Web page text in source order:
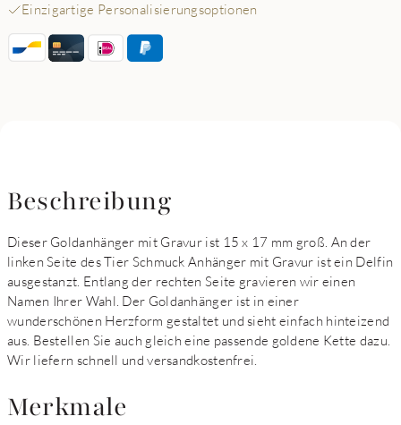
Einzigartige Personalisierungsoptionen
Beschreibung
Dieser Goldanhänger mit Gravur ist 15 x 17 mm groß. An der
linken Seite des Tier Schmuck Anhänger mit Gravur ist ein Delfin
ausgestanzt. Entlang der rechten Seite gravieren wir einen
Namen Ihrer Wahl. Der Goldanhänger ist in einer
wunderschönen Herzform gestaltet und sieht einfach hinteizend
aus. Bestellen Sie auch gleich eine passende goldene Kette dazu.
Wir liefern schnell und versandkostenfrei.
Merkmale